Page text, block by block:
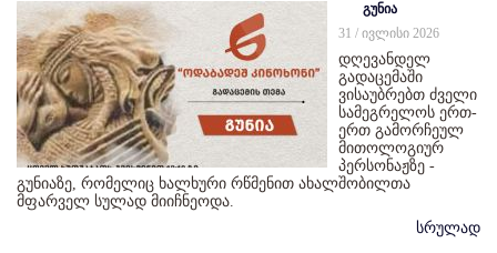
გუნია
31 / ივლისი 2026
დღევანდელ
გადაცემაში
ვისაუბრებთ ძველი
სამეგრელოს ერთ-
ერთ გამორჩეულ
მითოლოგიურ
პერსონაჟზე -
გუნიაზე, რომელიც ხალხური რწმენით ახალშობილთა
მფარველ სულად მიიჩნეოდა.
სრულად